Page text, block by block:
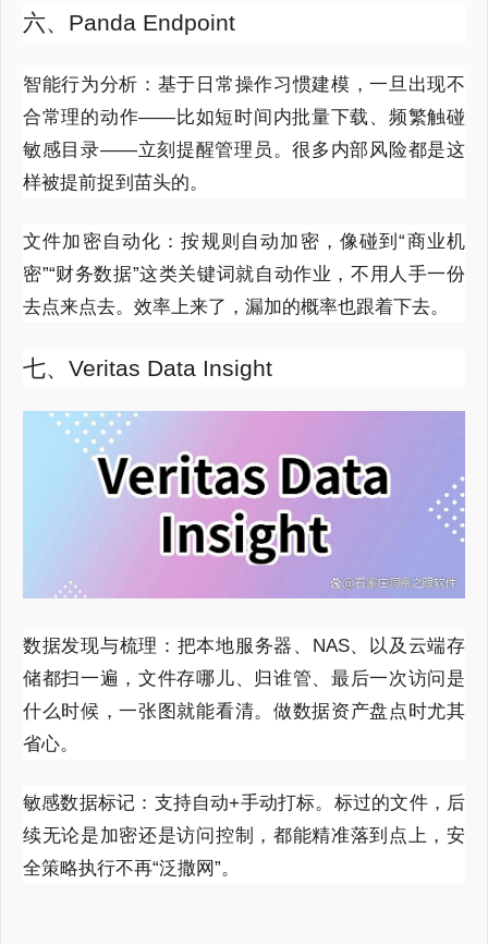
六、Panda Endpoint
智能行为分析：基于日常操作习惯建模，一旦出现不
合常理的动作——比如短时间内批量下载、频繁触碰
敏感目录——立刻提醒管理员。很多内部风险都是这
样被提前捉到苗头的。
文件加密自动化：按规则自动加密，像碰到“商业机
密”“财务数据”这类关键词就自动作业，不用人手一份
去点来点去。效率上来了，漏加的概率也跟着下去。
七、Veritas Data Insight
数据发现与梳理：把本地服务器、NAS、以及云端存
储都扫一遍，文件存哪儿、归谁管、最后一次访问是
什么时候，一张图就能看清。做数据资产盘点时尤其
省心。
敏感数据标记：支持自动+手动打标。标过的文件，后
续无论是加密还是访问控制，都能精准落到点上，安
全策略执行不再“泛撒网”。